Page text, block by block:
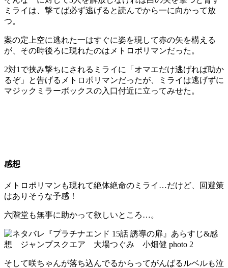
ミライは、撃てば必ず逃げると読んでから一に向かって放
つ。
案の定上空に逃れた一はすぐに姿を現して赤の矢を構える
が、その時後ろに現れたのはメトロポリマンだった。
2対1で挟み撃ちにされるミライに「オマエだけ逃げれば助か
るぞ」と告げるメトロポリマンだったが、ミライは逃げずに
マジックミラーボックスの入口付近に立ってみせた。
感想
メトロポリマンも現れて絶体絶命のミライ…だけど、回避策
はありそうな予感！
六階堂も無事に助かって欲しいところ…。
そして咲ちゃんが落ち込んでるからってがんばるルベルも泣